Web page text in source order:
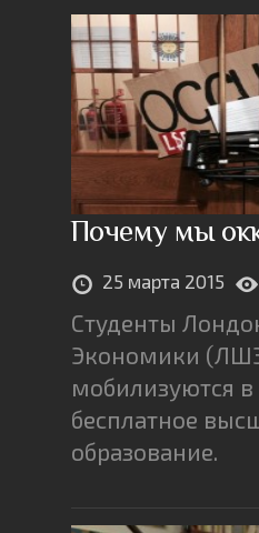
Почему мы
25 марта 2015
Студенты
Экономики
мобилизуются в
бесплатное
образование.